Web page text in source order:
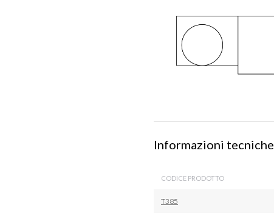
Informazioni tecniche
CODICE PRODOTTO
T385